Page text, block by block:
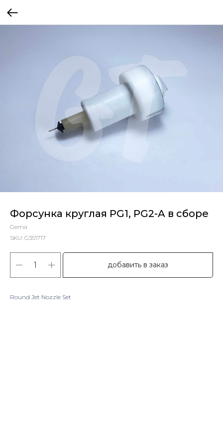
Форсунка круглая PG1, PG2-A в сборе
Gema
SKU: G351717
добавить в заказ
Round Jet Nozzle Set